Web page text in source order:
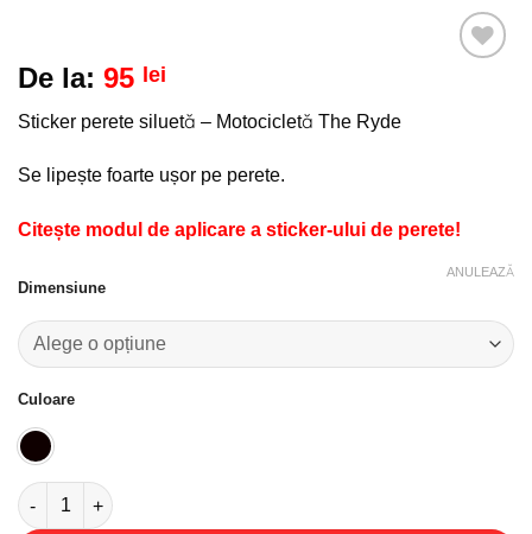
De la: 95 lei
Sticker perete siluetă – Motocicletă The Ryde
Se lipește foarte ușor pe perete.
Citește modul de aplicare a sticker-ului de perete!
Dimensiune
Culoare
ANULEAZĂ
Cantitate Sticker perete siluetă - Motocicletă The Ryde